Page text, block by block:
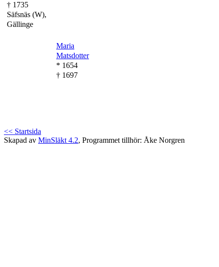
† 1735
Säfsnäs (W),
Gällinge
Maria
Matsdotter
* 1654
† 1697
<< Startsida
Skapad av MinSläkt 4.2, Programmet tillhör: Åke Norgren